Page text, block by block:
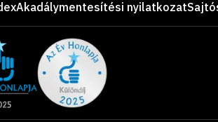
Akadálymentesítési nyilatkozat